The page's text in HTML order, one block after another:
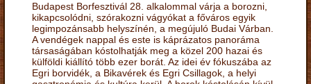
Budapest Borfesztivál 28. alkalommal várja a borozni,
kikapcsolódni, szórakozni vágyókat a főváros egyik
legimpozánsabb helyszínén, a megújuló Budai Várban.
A vendégek nappal és este is káprázatos panoráma
társaságában kóstolhatják meg a közel 200 hazai és
külföldi kiállító több ezer borát. Az idei év fókuszába az
Egri borvidék, a Bikavérek és Egri Csillagok, a helyi